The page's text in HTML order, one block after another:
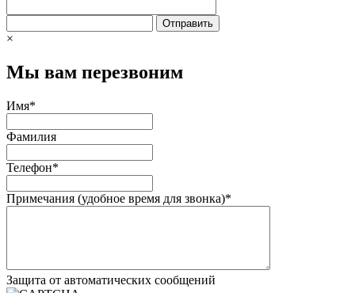
×
Мы вам перезвоним
Имя*
Фамилия
Телефон*
Примечания (удобное время для звонка)*
Защита от автоматических сообщений